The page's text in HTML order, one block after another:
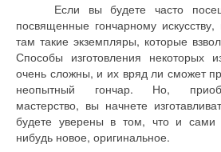
Если вы будете часто
посвященные гончарному
там такие экземпляры, которые
Способы изготовления некоторых
очень сложны, и их вряд ли сможет
неопытный гончар. Но,
мастерство, вы начнете
будете уверены в том, что и сами
нибудь новое, оригинальное.